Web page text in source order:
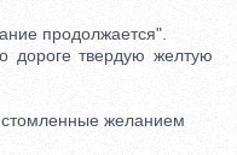
продолжается".
твердую желтую
желанием